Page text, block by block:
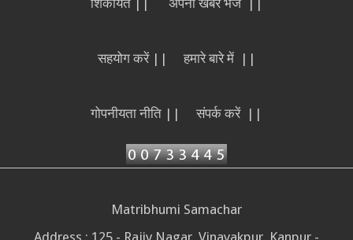
सहयोग करें || हमारे बारे में ||
गोपनीयता नीति || संपर्क करें ||
Matribhumi Samachar
Address : 125 - Rajiv Nagar, Vinayakpur, Kanpur -